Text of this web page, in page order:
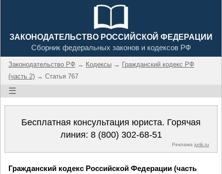
ЗАКОНОДАТЕЛЬСТВО РОССИЙСКОЙ ФЕДЕРАЦИИ
Сборник федеральных законов и кодексов РФ
Законодательство РФ → Кодексы → Гражданский кодекс РФ
(часть 2) → Статья 767
☰
Бесплатная консультация юриста. Горячая
линия: 8 (800) 302-68-51
Реклама jurik.ru
Гражданский кодекс Российской Федерации (часть